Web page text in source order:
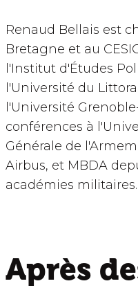
Renaud Bellais est
Bretagne et au
l'Institut d'Études
l'Université du
l'Université
conférences à
Générale de
Airbus, et MBDA
académies militaires.
Après